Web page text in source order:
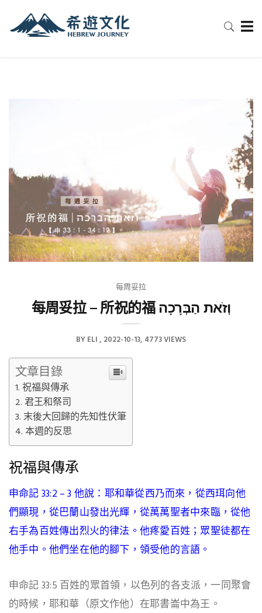
每周妥拉
每周妥拉 – 所祝的福 וְזֹאת הַבְּרָכָה
BYELI 2022-10-13 4773 VIEWS
文章目錄
祝福與傳承
君王和祭司
末後大回歸的先知性伏筆
本週的反思
祝福與傳承
申命記 33:2 – 3 他說：耶和華從西乃而來，從西珥向他
們顯現，從巴蘭山發出光輝，從萬萬聖者中來臨， 從他
右手為百姓傳出烈火的律法 。他疼愛百姓；眾聖徒都在
他手中。他們坐在他的腳下，領受他的言語。
申命記 33:5 百姓的眾首領，以色列的各支派，一同聚會
的時候， 耶和華（原文作他）在耶書崙中為王 。